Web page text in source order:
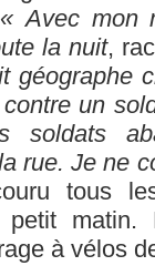
« Avec mon
la nuit,
un
soldats
rue. Je ne
tous
petit
à vélos